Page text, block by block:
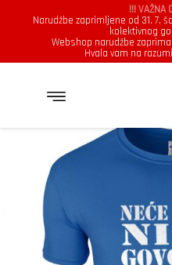
!!! VAŽNA
Narudžbe zaprimljene od 31. 7.
kolektivnog
Webshop narudžbe
Hvala vam na